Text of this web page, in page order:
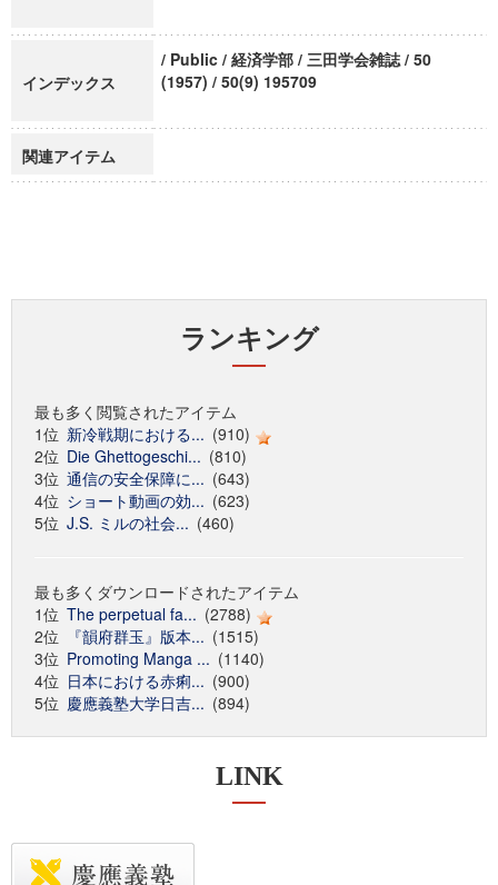
インデックス
/ Public / 経済学部 / 三田学会雑誌 / 50
(1957) / 50(9) 195709
関連アイテム
ランキング
最も多く閲覧されたアイテム
1位 新冷戦期における... (910)
2位 Die Ghettogeschi... (810)
3位 通信の安全保障に... (643)
4位 ショート動画の効... (623)
5位 J.S. ミルの社会... (460)
最も多くダウンロードされたアイテム
1位 The perpetual fa... (2788)
2位
『韻府群玉』版本... (1515)
3位 Promoting Manga ... (1140)
4位 日本における赤痢... (900)
5位 慶應義塾大学日吉... (894)
LINK